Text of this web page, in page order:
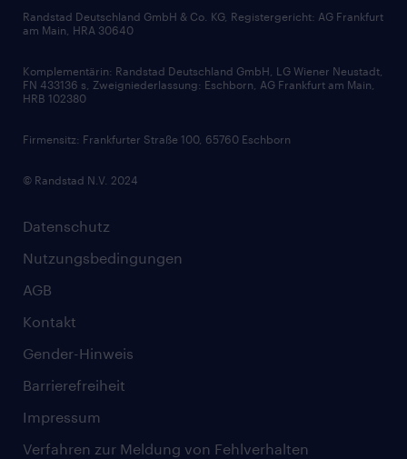
Zertifikate und Auszeichnungen
Bewerbungsratgeber
Soft Skills
Skills
Datenschutz
Nutzungsbedingungen
AGB
Kontakt
Gender-Hinweis
Barrierefreiheit
Impressum
Verfahren zur Meldung von Fehlverhalten
Randstad Deutschland GmbH & Co. KG, Registergericht: AG Frankfurt
am Main, HRA 30640
Komplementärin: Randstad Deutschland GmbH, LG Wiener Neustadt,
FN 433136 s, Zweigniederlassung: Eschborn, AG Frankfurt am Main,
HRB 102380
Firmensitz: Frankfurter Straße 100, 65760 Eschborn
© Randstad N.V. 2024